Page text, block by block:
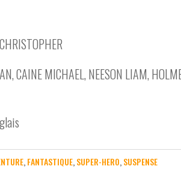
CAINE MICHAEL, NEESON LIAM,
,FANTASTIQUE,SUPER-HERO,SUSPENSE